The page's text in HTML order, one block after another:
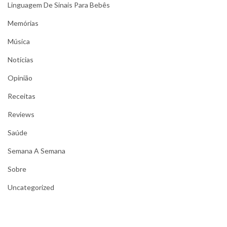
Linguagem De Sinais Para Bebês
Memórias
Música
Notícias
Opinião
Receitas
Reviews
Saúde
Semana A Semana
Sobre
Uncategorized